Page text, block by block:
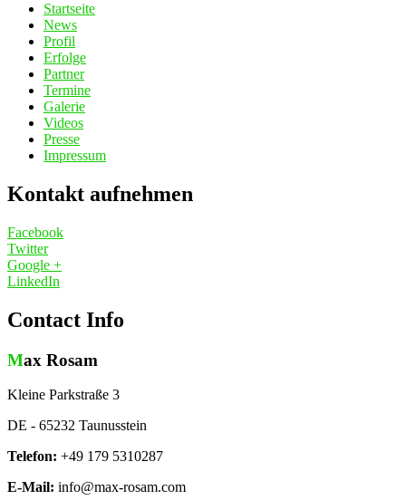
Startseite
News
Profil
Erfolge
Partner
Termine
Galerie
Videos
Presse
Impressum
Kontakt aufnehmen
Facebook
Twitter
Google +
LinkedIn
Contact Info
Max Rosam
Kleine Parkstraße 3
DE - 65232 Taunusstein
Telefon: +49 179 5310287
E-Mail: info@max-rosam.com